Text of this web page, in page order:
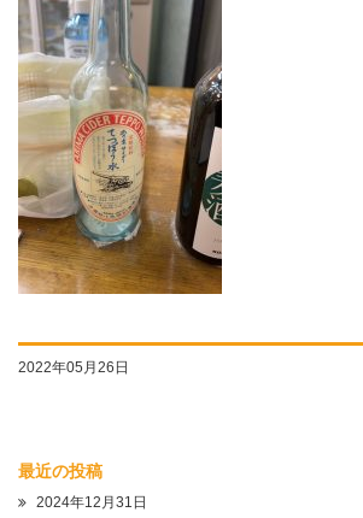
2022年05月26日
最近の投稿
2024年12月31日